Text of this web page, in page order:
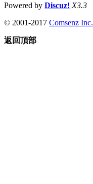
Powered by Discuz! X3.3
© 2001-2017 Comsenz Inc.
返回頂部